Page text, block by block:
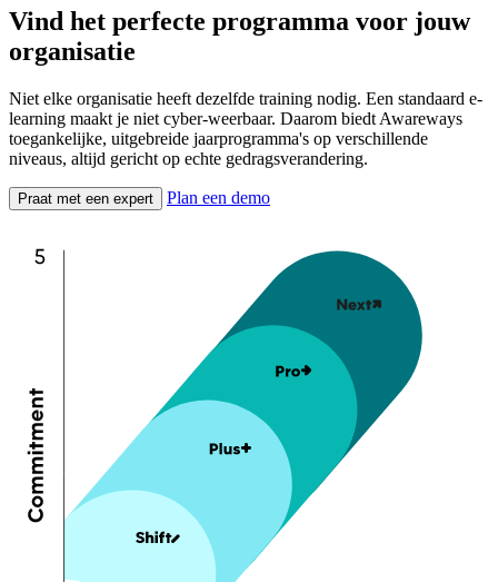
Vind het perfecte programma voor jouw
organisatie
Niet elke organisatie heeft dezelfde training nodig. Een standaard e-
learning maakt je niet cyber-weerbaar. Daarom biedt Awareways
toegankelijke, uitgebreide jaarprogramma's op verschillende
niveaus, altijd gericht op echte gedragsverandering.
Praat met een expert Plan een demo